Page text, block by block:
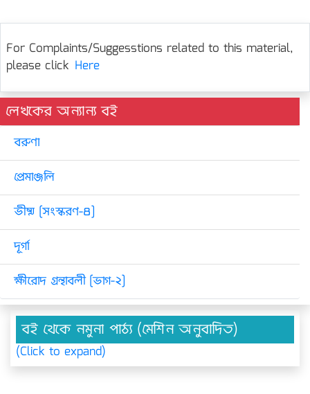
For Complaints/Suggesstions related to this material,
please click Here
লেখকের অন্যান্য বই
বরুণা
প্রেমাঞ্জলি
ভীষ্ম [সংস্করণ-৪]
দূর্গা
ক্ষীরোদ গ্রন্থাবলী [ভাগ-২]
বই থেকে নমুনা পাঠ্য (মেশিন অনুবাদিত)
(Click to expand)